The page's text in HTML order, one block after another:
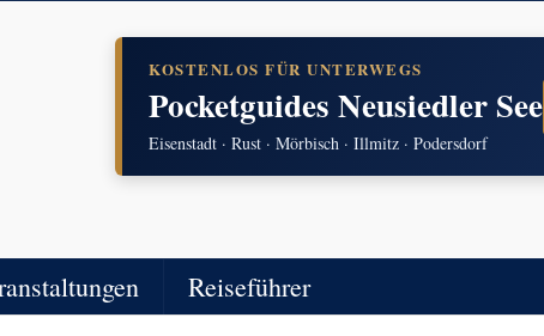
KOSTENLOS FÜR UNTERWEGS
Pocketguides Neusiedler See
Eisenstadt · Rust · Mörbisch · Illmitz · Podersdorf
Reiseführer